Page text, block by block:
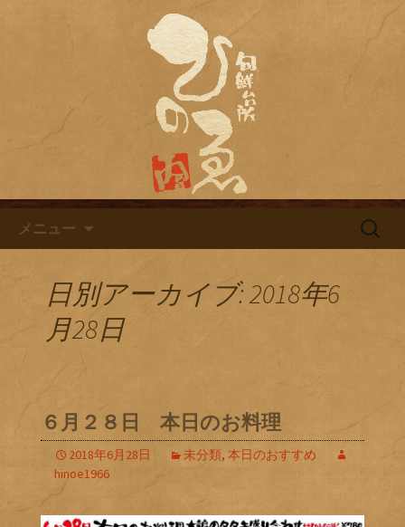
名古屋市栄にある居酒屋「旬鮮
台所ひのゑ」のブログ
名古屋市栄にある居酒屋「旬鮮台所ひ
のゑ（ひのえ）」。豊富な焼酎と海鮮
料理を中心とした、お酒に合う肴を楽
しめるお店です。季節で変わるおすす
めメニューや日替わりランチの新着情
報を随時更新中。
メニュー
検
日別アーカイブ: 2018年6
月28日
６月２８日 本日のお料理
2018年6月28日 未分類, 本日のおすすめ
hinoe1966